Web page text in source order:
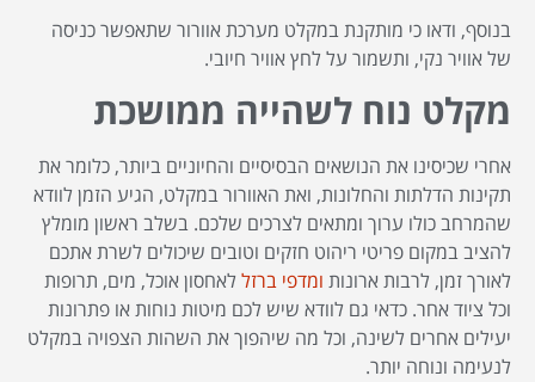
בנוסף, ודאו כי מותקנת במקלט מערכת אוורור שתאפשר כניסה
של אוויר נקי, ותשמור על לחץ אוויר חיובי.
מקלט נוח לשהייה ממושכת
אחרי שכיסינו את הנושאים הבסיסיים והחיוניים ביותר, כלומר את
תקינות הדלתות והחלונות, ואת האוורור במקלט, הגיע הזמן לוודא
שהמרחב כולו ערוך ומתאים לצרכים שלכם. בשלב ראשון מומלץ
להציב במקום פריטי ריהוט חזקים וטובים שיכולים לשרת אתכם
לאורך זמן, לרבות ארונות ומדפי ברזללאחסון אוכל, מים, תרופות
וכל ציוד אחר. כדאי גם לוודא שיש לכם מיטות נוחות או פתרונות
יעילים אחרים לשינה, וכל מה שיהפוך את השהות הצפויה במקלט
לנעימה ונוחה יותר.